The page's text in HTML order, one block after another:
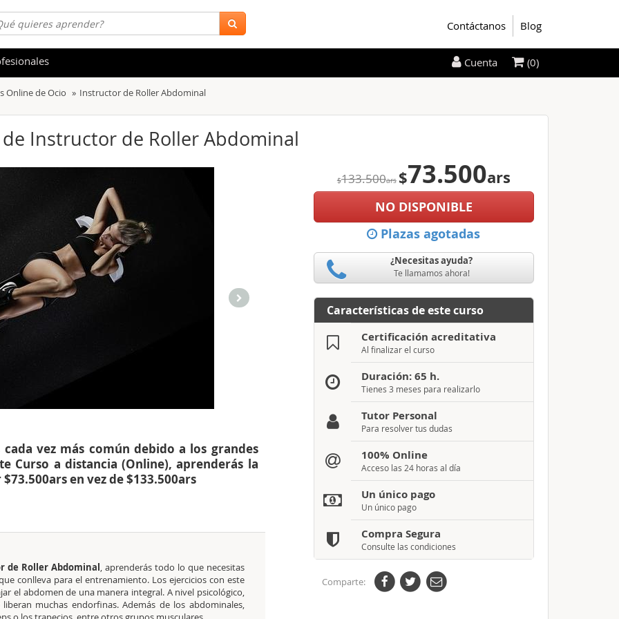
de Empresas
Marketing y Comunicación
Contáctanos Blog
Online de Ocio Instructor de Roller Abdominal
Instructor de Roller Abdominal
vez más común debido a los grandes
Curso a distancia (Online), aprenderás la
en vez de $133.500ars
de Roller Abdominal, aprenderás todo lo que necesitas
conlleva para el entrenamiento. Los ejercicios con este
el abdomen de una manera integral. A nivel psicológico,
muchas endorfinas. Además de los abdominales,
$133.500ars $73.500ars
NO DISPONIBLE
Plazas agotadas
¿Necesitas ayuda?
Te llamamos ahora!
Características de este curso
Certificación acreditativa
Al finalizar el curso
Duración: 65 h.
Tienes 3 meses para realizarlo
Tutor Personal
Para resolver tus dudas
100% Online
Acceso las 24 horas al día
Un único pago
Un único pago
Compra Segura
Consulte las condiciones
Comparte:
Cuenta (0)